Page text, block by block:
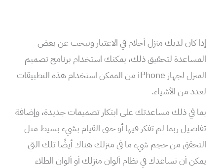
إذا كان لديك منزل أحلام في الاعتبار وتبحث عن بعض
المساعدة لتحقيق ذلك، يمكنك استخدام برنامج تصميم
المنزل لجهاز iPhone من الممكن استخدام هذه التطبيقات
لعدد من الأشياء.
بما في ذلك مساعدتك على ابتكار تصميمات جديدة، وإضافة
تفاصيل ربما لم تفكر فيها أو حتى القيام بشيء بسيط مثل
التحقق من حجم شيء ما في منزلك هناك أيضًا تلك التي
يمكن أن تساعدك في نظام ألوان منزلك أو ألوان الطلاء